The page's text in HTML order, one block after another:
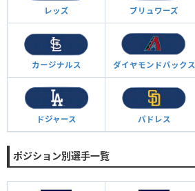
レッズ ブリュワーズ
カージナルス ダイヤモンドバックス
ドジャース パドレス
ポジション別選手一覧